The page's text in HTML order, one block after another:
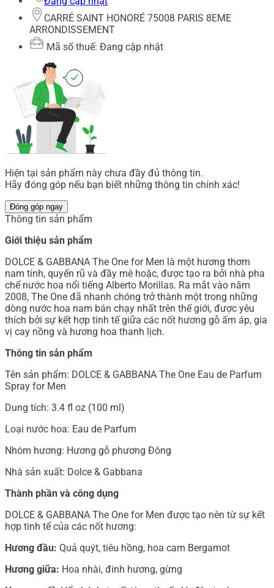
CARRÉ SAINT HONORÉ 75008 PARIS 8EME
ARRONDISSEMENT
Mã số thuế: Đang cập nhật
Hiện tại sản phẩm này chưa đầy đủ thông tin.
Hãy đóng góp nếu bạn biết những thông tin chính xác!
Đóng góp ngay
Thông tin sản phẩm
Giới thiệu sản phẩm
DOLCE & GABBANA The One for Men là một hương thơm
nam tính, quyến rũ và đầy mê hoặc, được tạo ra bởi nhà pha
chế nước hoa nổi tiếng Alberto Morillas. Ra mắt vào năm
2008, The One đã nhanh chóng trở thành một trong những
dòng nước hoa nam bán chạy nhất trên thế giới, được yêu
thích bởi sự kết hợp tinh tế giữa các nốt hương gỗ ấm áp, gia
vị cay nồng và hương hoa thanh lịch.
Thông tin sản phẩm
Tên sản phẩm: DOLCE & GABBANA The One Eau de Parfum
Spray for Men
Dung tích: 3.4 fl oz (100 ml)
Loại nước hoa: Eau de Parfum
Nhóm hương: Hương gỗ phương Đông
Nhà sản xuất: Dolce & Gabbana
Thành phần và công dụng
DOLCE & GABBANA The One for Men được tạo nên từ sự kết
hợp tinh tế của các nốt hương:
Hương đầu: Quả quýt, tiêu hồng, hoa cam Bergamot
Hương giữa: Hoa nhài, đinh hương, gừng